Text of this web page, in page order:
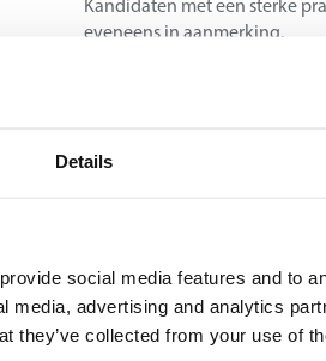
Details
social media features and to
media, advertising and analytics
they’ve collected from your use of
Kandidaten met een sterke
eveneens in aanmerking.
Beschikken over een eerste,
de liftensector. Kennis van
Vloeiende beheersing van
professionele gesprekken te
In staat om prioriteiten te
Nauwkeurig en
op te nemen én tegelijkertijd
Leergierig en
mindset en focus op lange
Sterke communicatieve